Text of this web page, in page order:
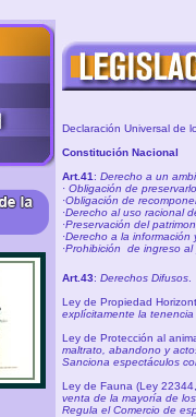
Declaración Universal de
Constitución Nacional
Art.41 : Derecho a un
· Obligación de
·Obligación de
·Derecho al uso racional
·Preservación del
·Derecho a la información
·Prohibición de ingreso al
Art.43: Derechos Difusos
Ley de Propiedad
explícitamente la
Ley de Protección al
maltrato, abandono y
Sanciona espectáculos
Ley de Fauna (Ley
venta de la mayoría de
Regula el Comercio de